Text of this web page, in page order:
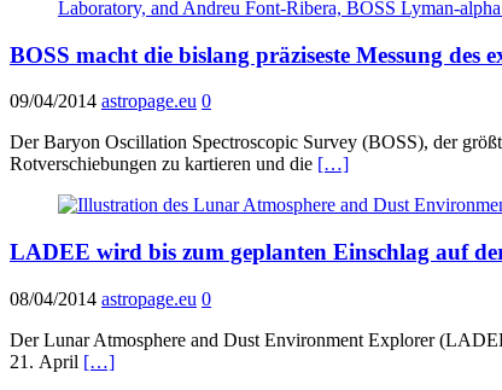
BOSS macht die bislang präziseste Messung des
09/04/2014 astropage.eu 0
Der Baryon Oscillation Spectroscopic Survey (BOSS), der
Rotverschiebungen zu kartieren und die […]
LADEE wird bis zum geplanten Einschlag auf
08/04/2014 astropage.eu 0
Der Lunar Atmosphere and Dust Environment Explorer
21. April […]